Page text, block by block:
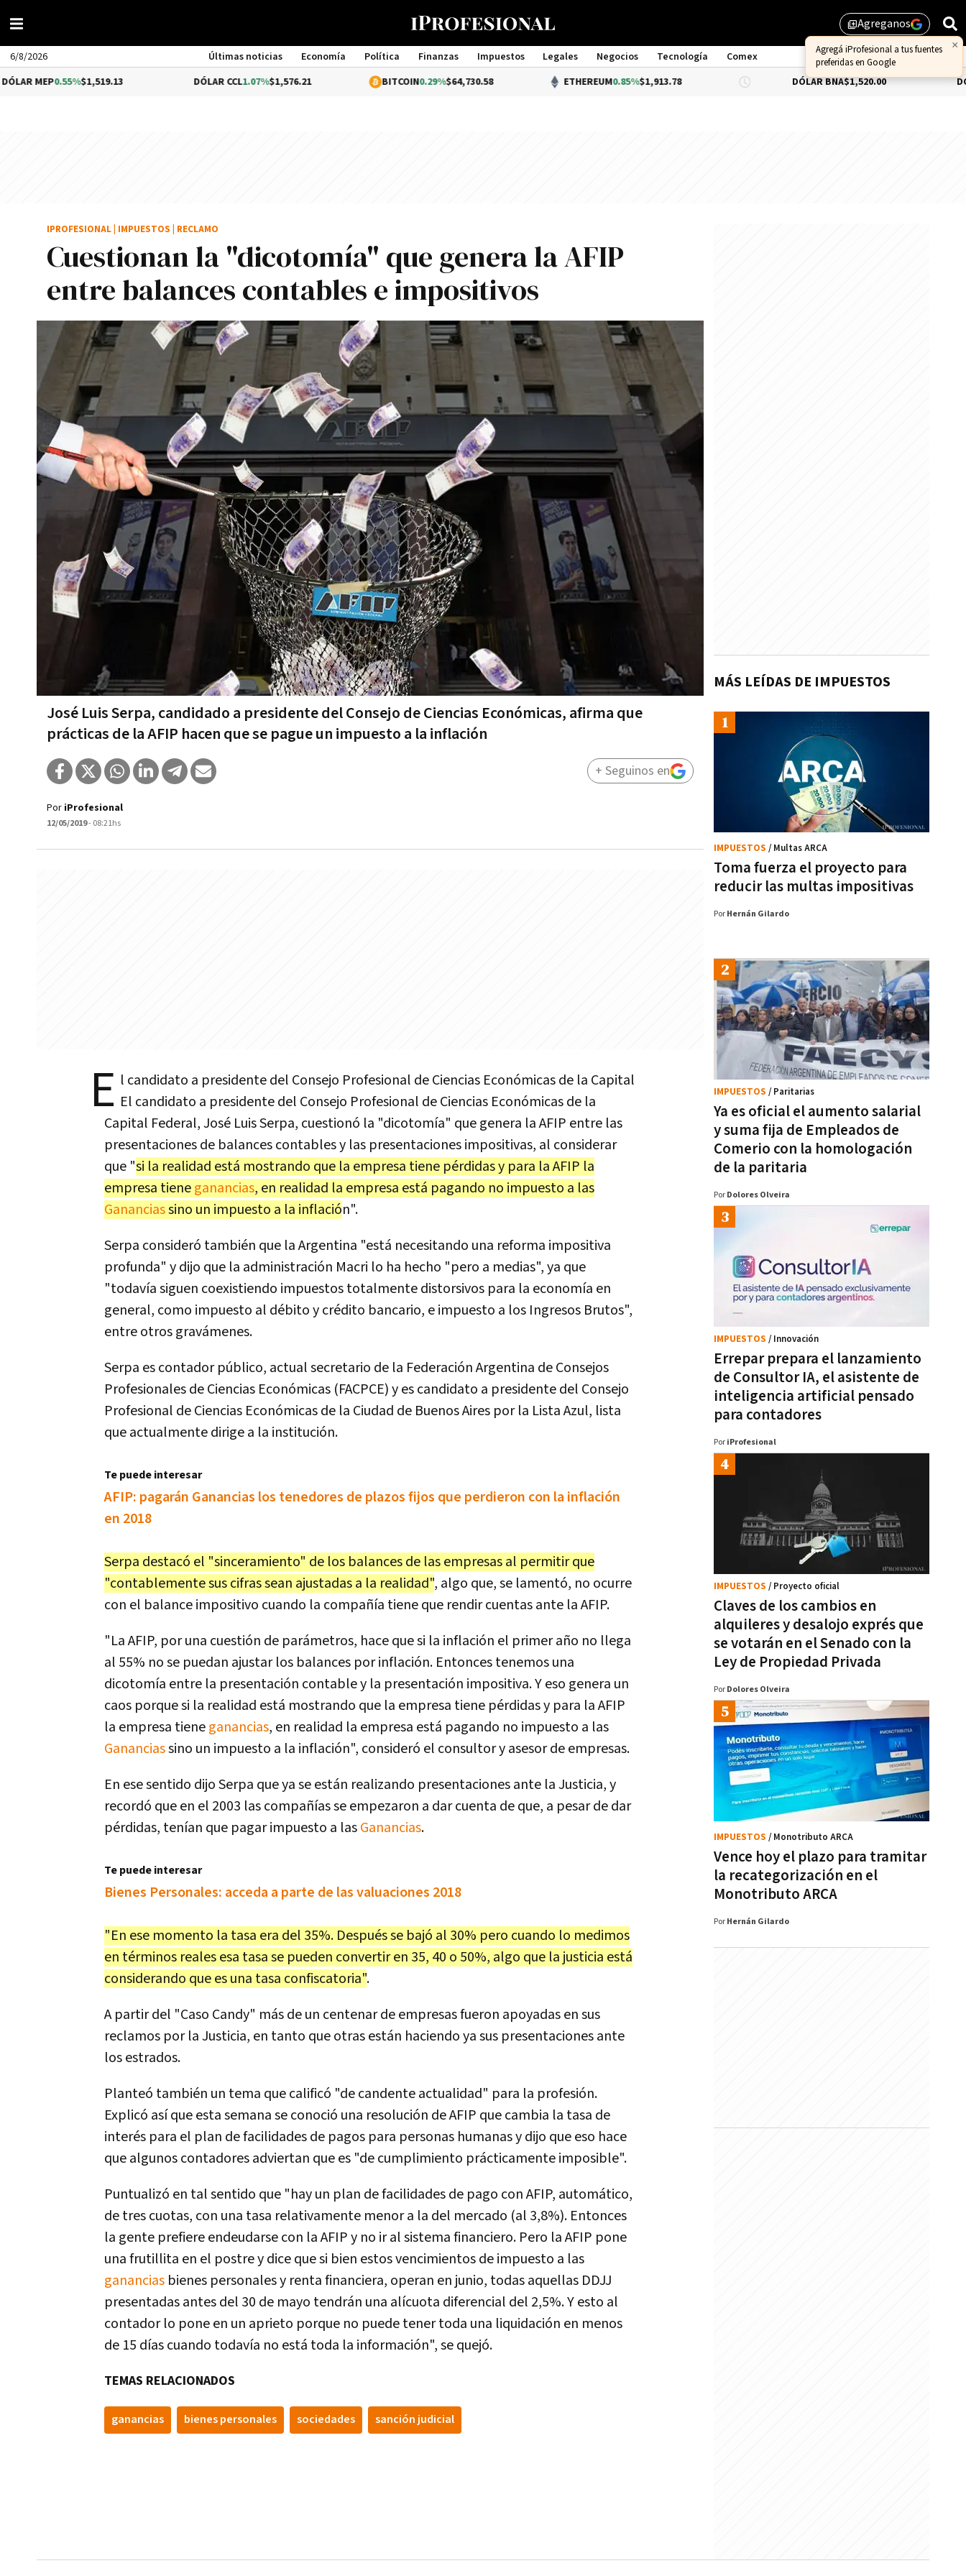
library_addAgreganos
×
Agregá iProfesional a tus fuentes
preferidas en Google
6/8/2026 Últimas noticias Economía Política Finanzas Impuestos Legales Negocios Tecnología
Comex
Management
0.55%$1,519.13 1.07%$1,576.21 BITCOIN0.29%$64,730.58 ETHEREUM 0.85%$1,913.78 DÓLAR BNA$1,520.00 DÓLAR BLUE
Cuestionan la "dicotomía" que genera la AFIP
entre balances contables e impositivos
José Luis Serpa, candidado a presidente del Consejo de Ciencias Económicas, afirma que
prácticas de la AFIP hacen que se pague un impuesto a la inflación
IPROFESIONAL IMPUESTOS RECLAMO
Por iProfesional
12/05/2019- 08:21hs
+ Seguinos en
E l candidato a presidente del Consejo Profesional de Ciencias Económicas de la Capital
El candidato a presidente del Consejo Profesional de Ciencias Económicas de la
Capital Federal, José Luis Serpa, cuestionó la "dicotomía" que genera la AFIP entre las
presentaciones de balances contables y las presentaciones impositivas, al considerar
que "si la realidad está mostrando que la empresa tiene pérdidas y para la AFIP la
empresa tieneganancias, en realidad la empresa está pagando no impuesto a las
Gananciassino un impuesto a la inflación".
Serpa consideró también que la Argentina "está necesitando una reforma impositiva
profunda" y dijo que la administración Macri lo ha hecho "pero a medias", ya que
"todavía siguen coexistiendo impuestos totalmente distorsivos para la economía en
general, como impuesto al débito y crédito bancario, e impuesto a los Ingresos Brutos",
entre otros gravámenes.
Serpa es contador público, actual secretario de la Federación Argentina de Consejos
Profesionales de Ciencias Económicas (FACPCE) y es candidato a presidente del Consejo
Profesional de Ciencias Económicas de la Ciudad de Buenos Aires por la Lista Azul, lista
que actualmente dirige a la institución.
Te puede interesar
AFIP: pagarán Ganancias los tenedores de plazos fijos que perdieron con la inflación
en 2018
Serpa destacó el "sinceramiento" de los balances de las empresas al permitir que
"contablemente sus cifras sean ajustadas a la realidad", algo que, se lamentó, no ocurre
con el balance impositivo cuando la compañía tiene que rendir cuentas ante la AFIP.
"La AFIP, por una cuestión de parámetros, hace que si la inflación el primer año no llega
al 55% no se puedan ajustar los balances por inflación. Entonces tenemos una
dicotomía entre la presentación contable y la presentación impositiva. Y eso genera un
caos porque si la realidad está mostrando que la empresa tiene pérdidas y para la AFIP
la empresa tieneganancias, en realidad la empresa está pagando no impuesto a las
Gananciassino un impuesto a la inflación", consideró el consultor y asesor de empresas.
En ese sentido dijo Serpa que ya se están realizando presentaciones ante la Justicia, y
recordó que en el 2003 las compañías se empezaron a dar cuenta de que, a pesar de dar
pérdidas, tenían que pagar impuesto a lasGanancias.
Te puede interesar
Bienes Personales: acceda a parte de las valuaciones 2018
"En ese momento la tasa era del 35%. Después se bajó al 30% pero cuando lo medimos
en términos reales esa tasa se pueden convertir en 35, 40 o 50%, algo que la justicia está
considerando que es una tasa confiscatoria".
A partir del "Caso Candy" más de un centenar de empresas fueron apoyadas en sus
reclamos por la Justicia, en tanto que otras están haciendo ya sus presentaciones ante
los estrados.
Planteó también un tema que calificó "de candente actualidad" para la profesión.
Explicó así que esta semana se conoció una resolución de AFIP que cambia la tasa de
interés para el plan de facilidades de pagos para personas humanas y dijo que eso hace
que algunos contadores adviertan que es "de cumplimiento prácticamente imposible".
Puntualizó en tal sentido que "hay un plan de facilidades de pago con AFIP, automático,
de tres cuotas, con una tasa relativamente menor a la del mercado (al 3,8%). Entonces
la gente prefiere endeudarse con la AFIP y no ir al sistema financiero. Pero la AFIP pone
una frutillita en el postre y dice que si bien estos vencimientos de impuesto a las
ganancias bienes personales y renta financiera, operan en junio, todas aquellas DDJJ
presentadas antes del 30 de mayo tendrán una alícuota diferencial del 2,5%. Y esto al
contador lo pone en un aprieto porque no puede tener toda una liquidación en menos
de 15 días cuando todavía no está toda la información", se quejó.
TEMAS RELACIONADOS
ganancias bienes personales sociedades sanción judicial
MÁS LEÍDAS DE IMPUESTOS
Toma fuerza el proyecto para
reducir las multas impositivas
IMPUESTOS / Multas ARCA
Por Hernán Gilardo
Ya es oficial el aumento salarial
y suma fija de Empleados de
Comerio con la homologación
de la paritaria
IMPUESTOS / Paritarias
Por Dolores Olveira
Errepar prepara el lanzamiento
de Consultor IA, el asistente de
inteligencia artificial pensado
para contadores
IMPUESTOS / Innovación
Por iProfesional
Claves de los cambios en
alquileres y desalojo exprés que
se votarán en el Senado con la
Ley de Propiedad Privada
IMPUESTOS / Proyecto oficial
Por Dolores Olveira
Vence hoy el plazo para tramitar
la recategorización en el
Monotributo ARCA
IMPUESTOS / Monotributo ARCA
Por Hernán Gilardo